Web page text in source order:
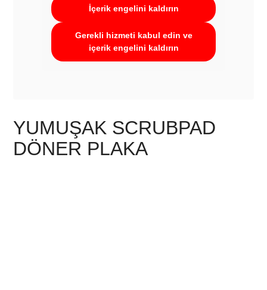
İçerik engelini kaldırın
Gerekli hizmeti kabul edin ve
içerik engelini kaldırın
YUMUŞAK SCRUBPAD
DÖNER PLAKA